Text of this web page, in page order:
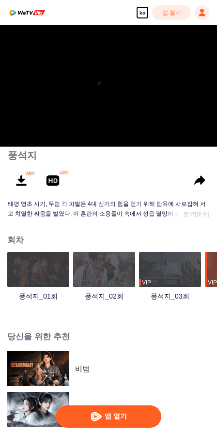
ko 앱 열기
앱 열기
풍석지
태평 명초 시기, 무림 각 파벌은 4대 신기의 힘을 얻기 위해 탐욕에 사로잡혀 서
로 치열한 싸움을 벌였다. 이 혼란의 소용돌이 속에서 성읍 멸망의 진실과 출신
대 신기중 하나인 '청룡담'을 얻게 되고 출신의 비밀을 알아낸 고릉풍은 손침석
과 함께 천하를 지키는 사명을 다하기 위해 남은 신기들을 찾아 나선다.
전부[모두]
회차
풍석지_01회 풍석지_02회
VIP
풍석지_03회
VIP
당신을 위한 추천
비범